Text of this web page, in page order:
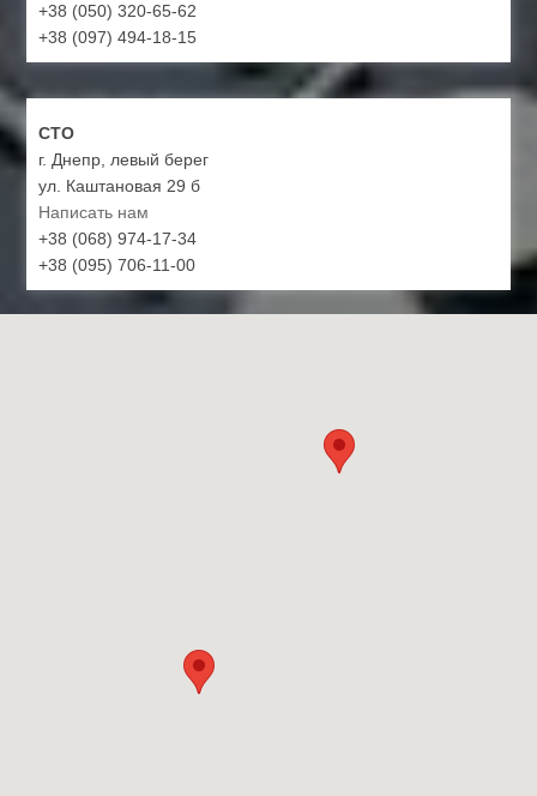
+38 (050) 320-65-62
+38 (097) 494-18-15
СТО
г. Днепр, левый берег
ул. Каштановая 29 б
Написать нам
+38 (068) 974-17-34
+38 (095) 706-11-00